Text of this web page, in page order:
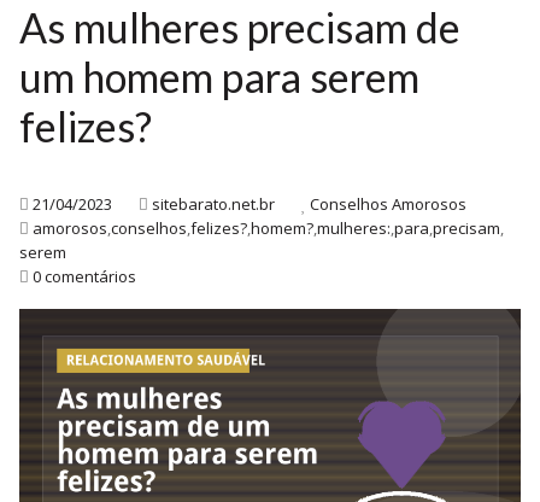
As mulheres precisam de
um homem para serem
felizes?
21/04/2023 sitebarato.net.br
Conselhos Amorosos
amorosos,conselhos,felizes?,homem?,mulheres:,para,precisam,
serem
0 comentários